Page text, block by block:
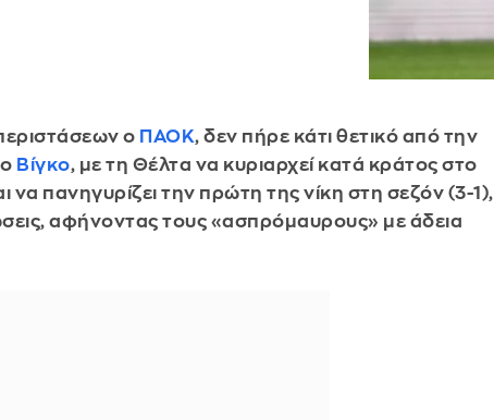
ο ΠΑΟΚ, δεν πήρε κάτι θετικό από την
Βίγκο, με τη Θέλτα να κυριαρχεί κατά κράτος στο
να πανηγυρίζει την πρώτη της νίκη στη σεζόν (3-1),
αφήνοντας τους «ασπρόμαυρους» με άδεια